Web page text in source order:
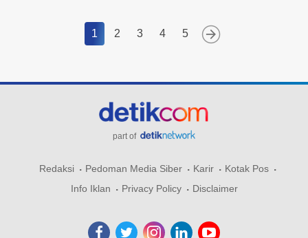
1 2 3 4 5
part of
Redaksi Pedoman Media Siber Karir
Kotak Pos
Info Iklan
Privacy Policy Disclaimer